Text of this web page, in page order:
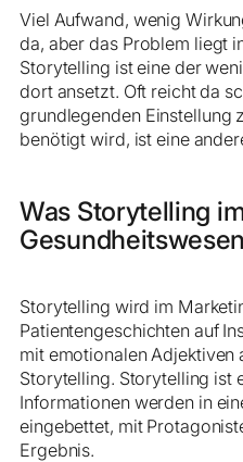
Viel Aufwand, wenig
da, aber das Problem liegt
Storytelling ist eine der
dort ansetzt. Oft reicht da
grundlegenden Einstellung
benötigt wird, ist eine
Was Storytelling
Storytelling wird im
Patientengeschichten auf
mit emotionalen Adjektiven
Storytelling. Storytelling ist
Informationen werden in
eingebettet, mit
Ergebnis.